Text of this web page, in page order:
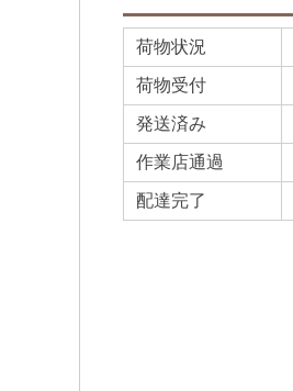
荷物状況
荷物受付
発送済み
作業店通過
配達完了